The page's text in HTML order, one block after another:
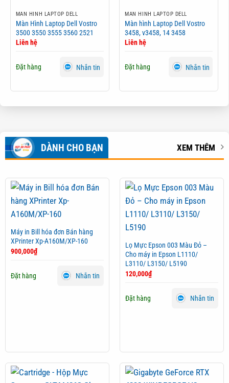
MÀN HÌNH LAPTOP DELL
Màn Hình Laptop Dell Vostro
3500 3550 3555 3560 2521
Liên hệ
Đặt hàng Nhắn tin
MÀN HÌNH LAPTOP DELL
Màn hình Laptop Dell Vostro
3458, v3458, 14 3458
Liên hệ
Đặt hàng Nhắn tin
DÀNH CHO BẠN XEM THÊM
Máy in Bill hóa đơn Bán hàng
XPrinter Xp-A160M/XP-160
900,000₫
Đặt hàng Nhắn tin
Lọ Mực Epson 003 Màu Đỏ –
Cho máy in Epson L1110/
L3110/ L3150/ L5190
120,000₫
Đặt hàng Nhắn tin